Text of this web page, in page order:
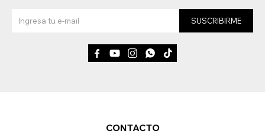
CONTACTO
SUSCRIBIRME
    